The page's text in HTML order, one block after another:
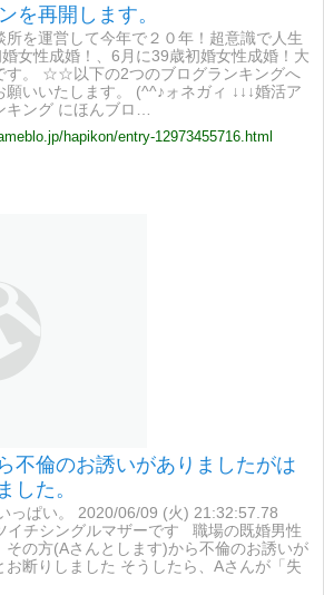
を再開します。
を運営して今年で２０年！超意識で人生
女性成婚！、6月に39歳初婚女性成婚！大
す。 ☆☆以下の2つのブログランキングへ
いいたします。 (^^♪ォネガィ ↓↓↓婚活ア
キング にほんブロ…
hapikon/entry-12973455716.html
不倫のお誘いがありましたがは
した。
っぱい。 2020/06/09 (火) 21:32:57.78
イチシングルマザーです 職場の既婚男性
その方(Aさんとします)から不倫のお誘いが
お断りしました そうしたら、Aさんが「失